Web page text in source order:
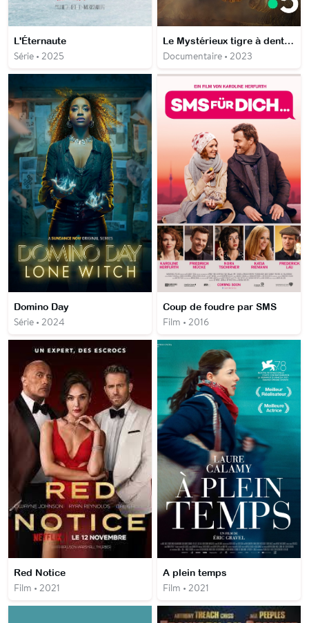
L'Éternaute
Série • 2025
Le Mystérieux tigre à dents de sabre
Documentaire • 2023
Domino Day
Série • 2024
Coup de foudre par SMS
Film • 2016
Red Notice
Film • 2021
A plein temps
Film • 2021